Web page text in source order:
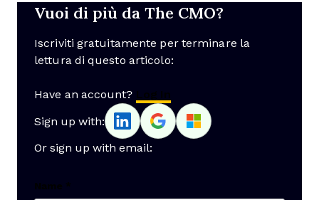
Vuoi di più da The CMO?
Iscriviti gratuitamente per terminare la
lettura di questo articolo:
Have an account? Log In
Sign up with:
Or sign up with email:
Name *